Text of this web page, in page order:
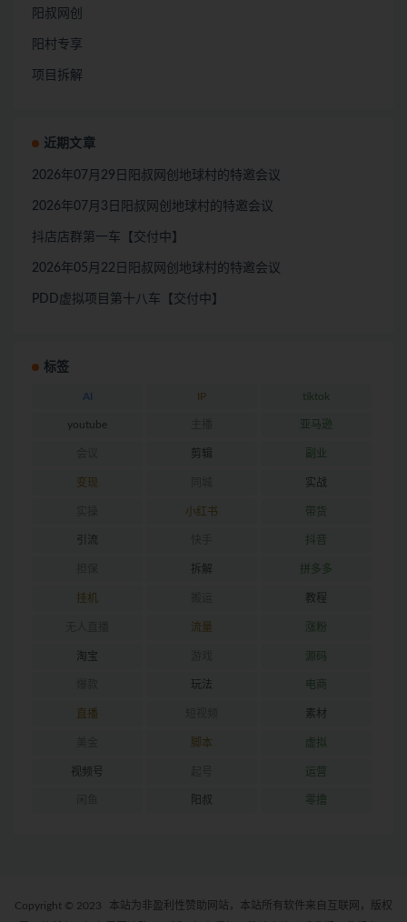
阳叔网创
阳村专享
项目拆解
近期文章
2026年07月29日阳叔网创地球村的特邀会议
2026年07月3日阳叔网创地球村的特邀会议
抖店店群第一车【交付中】
2026年05月22日阳叔网创地球村的特邀会议
PDD虚拟项目第十八车【交付中】
标签
AI IP tiktok
youtube 亚马逊
剪辑 副业
变现 实战
小红书 带货
引流 抖音
拆解 拼多多
挂机 教程
流量 涨粉
淘宝 源码
玩法 电商
直播 素材
脚本 虚拟
视频号 运营
阳叔 零撸
Copyright © 2023 本站为非盈利性赞助网站，本站所有软件来自互联网，版权